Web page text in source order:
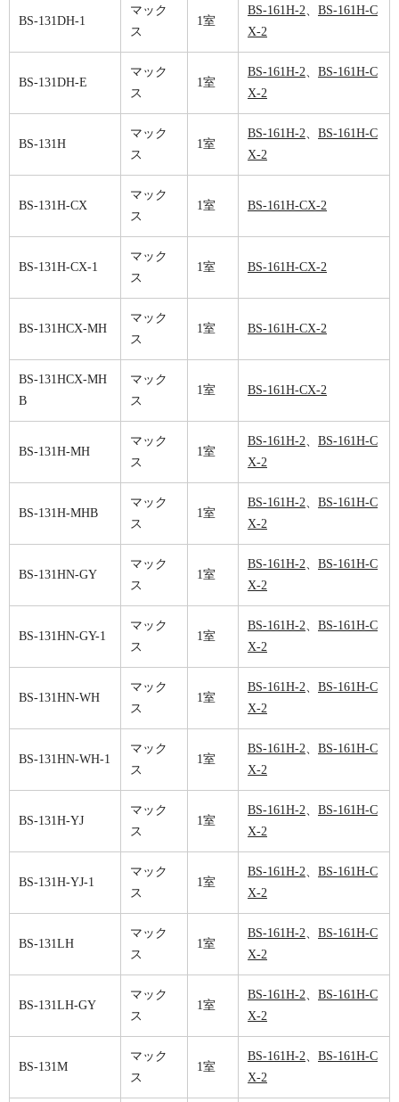
BS-131DH-1
マック
ス
1室
BS-161H-2
BS-161H-C
X-2
BS-131DH-E
マック
ス
1室
BS-161H-2
BS-161H-C
X-2
BS-131H
マック
ス
1室
BS-161H-2
BS-161H-C
X-2
BS-131H-CX
マック
ス
1室 BS-161H-CX-2
BS-131H-CX-1
マック
ス
1室 BS-161H-CX-2
BS-131HCX-MH
マック
ス
1室 BS-161H-CX-2
BS-131HCX-MH
B
マック
ス
1室 BS-161H-CX-2
BS-131H-MH
マック
ス
1室
BS-161H-2
BS-161H-C
X-2
BS-131H-MHB
マック
ス
1室
BS-161H-2
BS-161H-C
X-2
BS-131HN-GY
マック
ス
1室
BS-161H-2
BS-161H-C
X-2
BS-131HN-GY-1
マック
ス
1室
BS-161H-2
BS-161H-C
X-2
BS-131HN-WH
マック
ス
1室
BS-161H-2
BS-161H-C
X-2
BS-131HN-WH-1
マック
ス
1室
BS-161H-2
BS-161H-C
X-2
BS-131H-YJ
マック
ス
1室
BS-161H-2
BS-161H-C
X-2
BS-131H-YJ-1
マック
ス
1室
BS-161H-2
BS-161H-C
X-2
BS-131LH
マック
ス
1室
BS-161H-2
BS-161H-C
X-2
BS-131LH-GY
マック
ス
1室
BS-161H-2
BS-161H-C
X-2
BS-131M
マック
ス
1室
BS-161H-2
BS-161H-C
X-2